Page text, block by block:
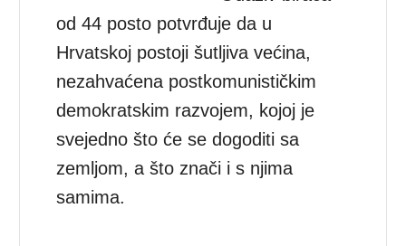
od 44 posto potvrđuje da u
Hrvatskoj postoji šutljiva većina,
nezahvaćena postkomunističkim
demokratskim razvojem, kojoj je
svejedno što će se dogoditi sa
zemljom, a što znači i s njima
samima.